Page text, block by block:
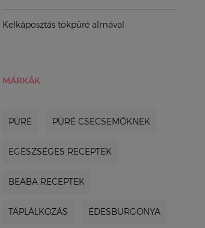
Kelkáposztás tökpüré almával
MÁRKÁK
PÜRÉ PÜRÉ CSECSEMŐKNEK
EGÉSZSÉGES RECEPTEK
BEABA RECEPTEK
TÁPLÁLKOZÁS ÉDESBURGONYA